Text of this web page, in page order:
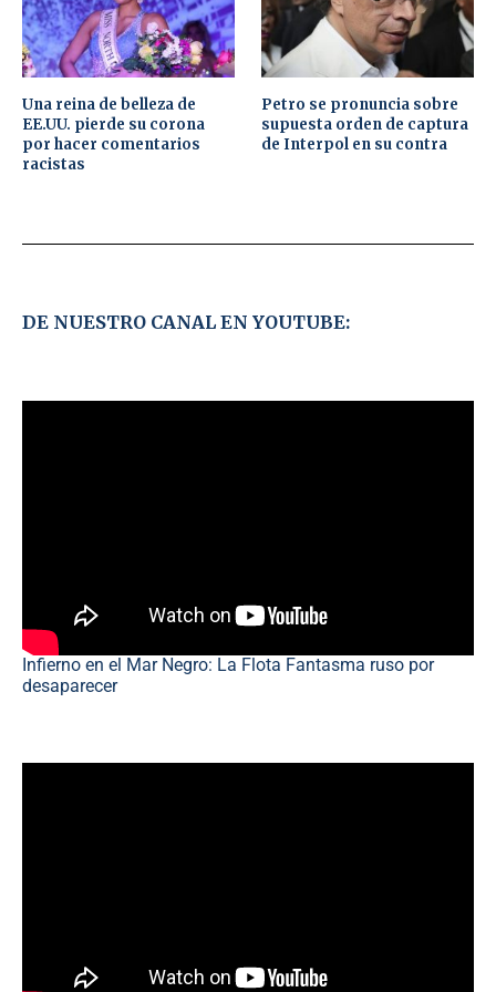
Una reina de belleza de
EE.UU. pierde su corona
por hacer comentarios
racistas
Petro se pronuncia sobre
supuesta orden de captura
de Interpol en su contra
DE NUESTRO CANAL EN YOUTUBE:
Infierno en el Mar Negro: La Flota Fantasma ruso por
desaparecer